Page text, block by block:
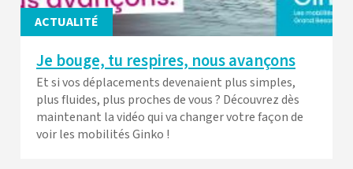
ACTUALITÉ
Je bouge, tu respires, nous avançons
Et si vos déplacements devenaient plus simples,
plus fluides, plus proches de vous ? Découvrez dès
maintenant la vidéo qui va changer votre façon de
voir les mobilités Ginko !